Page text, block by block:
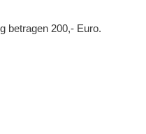
betragen 200,- Euro.